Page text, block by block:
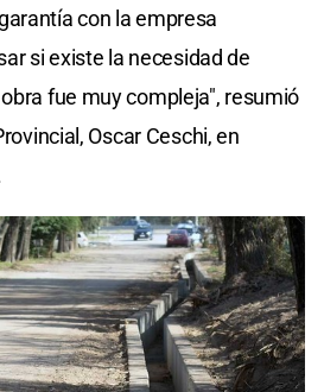
con la empresa
si existe la necesidad de
fue muy compleja", resumió
Oscar Ceschi, en